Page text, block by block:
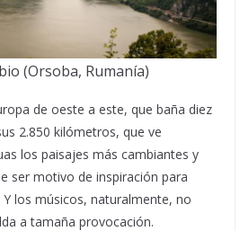
(Orsoba, Rumanía)
de oeste a este, que baña diez
2.850 kilómetros, que ve
los paisajes más cambiantes y
ser motivo de inspiración para
los músicos, naturalmente, no
a tamaña provocación.